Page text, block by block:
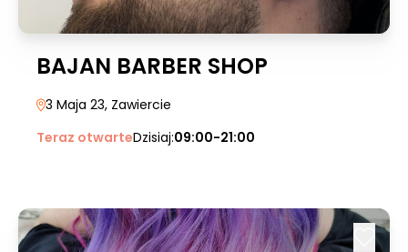
BAJAN BARBER SHOP
3 Maja 23, Zawiercie
Teraz otwarteDzisiaj:09:00-21:00